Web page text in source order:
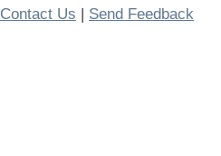
Contact Us | Send Feedback